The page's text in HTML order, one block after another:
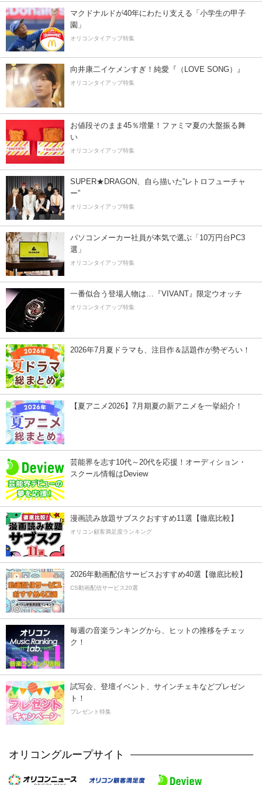
マクドナルドが40年にわたり支える「小学生の甲子
園」
オリコンタイアップ特集
向井康二イケメンすぎ！純愛『（LOVE SONG）』
オリコンタイアップ特集
お値段そのまま45％増量！ファミマ夏の大盤振る舞
い
オリコンタイアップ特集
SUPER★DRAGON、自ら描いた”レトロフューチャ
ー”
オリコンタイアップ特集
パソコンメーカー社員が本気で選ぶ「10万円台PC3
選」
オリコンタイアップ特集
一番似合う登場人物は…『VIVANT』限定ウオッチ
オリコンタイアップ特集
2026年7月夏ドラマも、注目作＆話題作が勢ぞろい！
【夏アニメ2026】7月期夏の新アニメを一挙紹介！
芸能界を志す10代～20代を応援！オーディション・
スクール情報はDeview
漫画読み放題サブスクおすすめ11選【徹底比較】
オリコン顧客満足度ランキング
2026年動画配信サービスおすすめ40選【徹底比較】
CS動画配信サービス20選
毎週の音楽ランキングから、ヒットの推移をチェッ
ク！
試写会、登壇イベント、サインチェキなどプレゼン
ト！
プレゼント特集
オリコングループサイト